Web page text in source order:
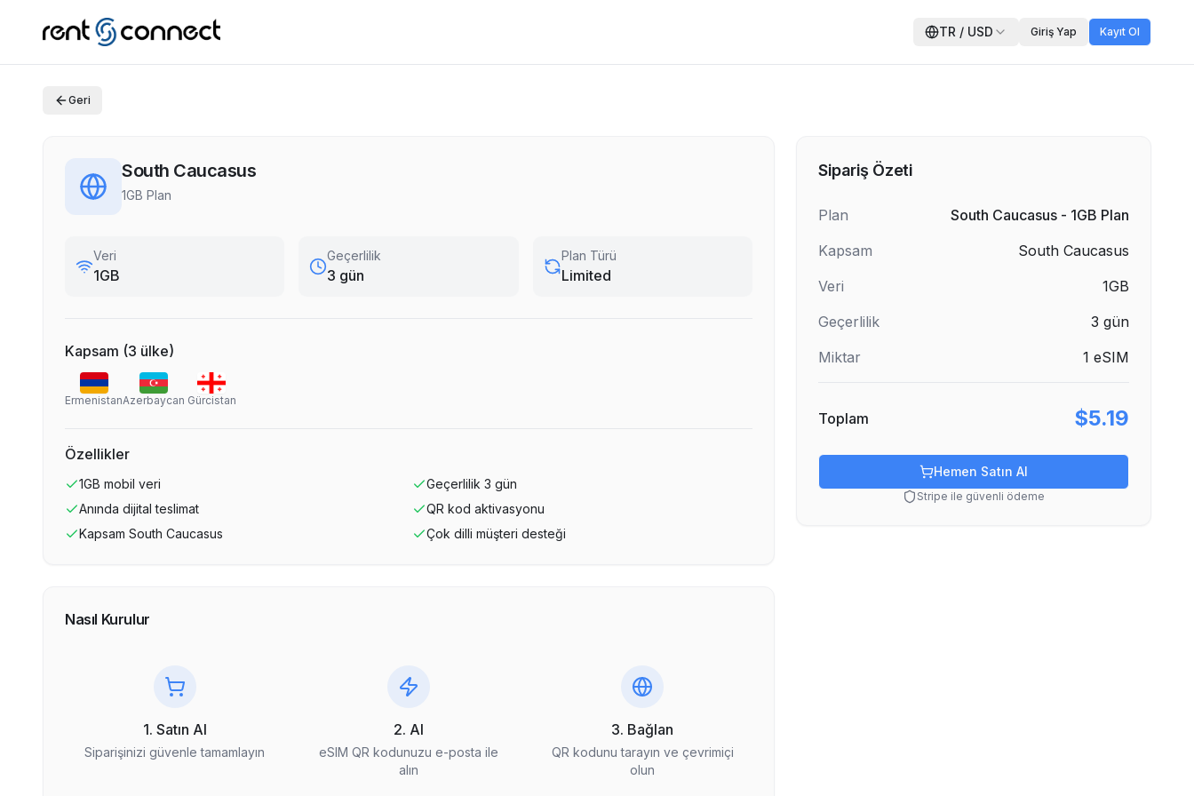
TR / USD Giriş Yap Kayıt Ol
Geri
South Caucasus
1GB Plan
Veri
1GB
Geçerlilik
3 gün
Plan Türü
Limited
Kapsam (3 ülke)
ErmenistanAzerbaycan Gürcistan
Özellikler
1GB mobil veri Geçerlilik 3 gün
Anında dijital teslimat
QR kod aktivasyonu
Kapsam South Caucasus Çok dilli müşteri desteği
Nasıl Kurulur
1. Satın Al
Siparişinizi güvenle tamamlayın
2. Al
eSIM QR kodunuzu e-posta ile
alın
3. Bağlan
QR kodunu tarayın ve çevrimiçi
olun
Sipariş Özeti
Plan
South Caucasus - 1GB Plan
Kapsam
South Caucasus
Veri
1GB
Geçerlilik
3 gün
Miktar
1 eSIM
Toplam $5.19
Hemen Satın Al
Stripe ile güvenli ödeme